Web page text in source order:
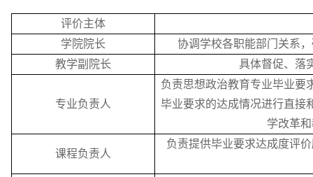
评价主体
学院院长
协调学校各职能部门关系 ，
教学副院长
具体督促、落
专业负责人
负责思想政治教育专业毕业要
毕业要求的达成情况进行直接
学改革
课程负责人
负责提供毕业要求达成度评